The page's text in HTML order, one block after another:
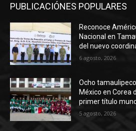
PUBLICACIÓNES POPULARES
Reconoce
Nacional en
del nuevo
6 agosto, 2026
Ocho
México en Corea
primer título
5 agosto, 2026